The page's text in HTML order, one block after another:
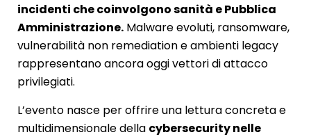
incidenti che coinvolgono sanità e Pubblica
Amministrazione. Malware evoluti, ransomware,
vulnerabilità non remediation e ambienti legacy
rappresentano ancora oggi vettori di attacco
privilegiati.
L’evento nasce per offrire una lettura concreta e
multidimensionale della cybersecurity nelle